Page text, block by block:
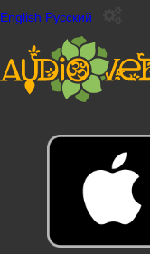
English Русский